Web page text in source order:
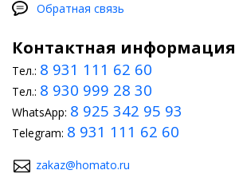
Обратная связь
Контактная информация
Тел.: 8 931 111 62 60
Тел.: 8 930 999 28 30
WhatsApp: 8 925 342 95 93
Telegram: 8 931 111 62 60
zakaz@homato.ru